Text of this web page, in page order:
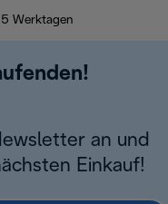
Werktagen
an und
Einkauf!